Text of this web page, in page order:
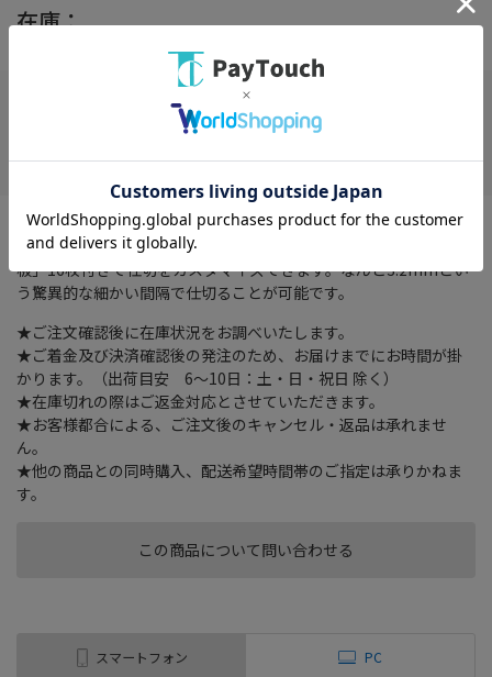
在庫：
この商品について問い合わせる
在庫がありません
4分割に仕切られた列の底形状は大きな丸み（R処理）でモノが取
りやすい形状です。さらに取付け・取り外し可能な「可変仕切
板」16枚付きで仕切をカスタマイズできます。なんと3.2mmとい
う驚異的な細かい間隔で仕切ることが可能です。
★ご注文確認後に在庫状況をお調べいたします。
★ご着金及び決済確認後の発注のため、お届けまでにお時間が掛
かります。（出荷目安 6～10日：土・日・祝日 除く）
★在庫切れの際はご返金対応とさせていただきます。
★お客様都合による、ご注文後のキャンセル・返品は承れませ
ん。
★他の商品との同時購入、配送希望時間帯のご指定は承りかねま
す。
スマートフォン PC